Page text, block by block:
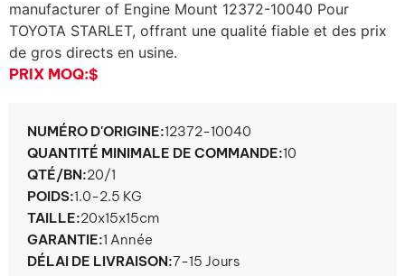
manufacturer of Engine Mount 12372-10040 Pour
TOYOTA STARLET, offrant une qualité fiable et des prix
de gros directs en usine.
PRIX ​​MOQ:$
NUMÉRO D'ORIGINE:12372-10040
QUANTITÉ MINIMALE DE COMMANDE:10
QTÉ/BN:20/1
POIDS:1.0-2.5 KG
TAILLE:20x15x15cm
GARANTIE:1 Année
DÉLAI DE LIVRAISON:7-15 Jours